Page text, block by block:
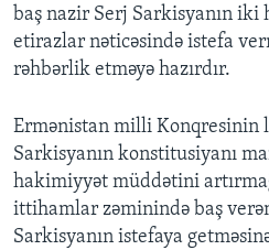
baş nazir Serj Sarkisyanın iki
etirazlar nəticəsində istefa
rəhbərlik etməyə hazırdır.
Ermənistan milli Konqresinin
Sarkisyanın konstitusiyanı
hakimiyyət müddətini
ittihamlar zəminində baş
Sarkisyanın istefaya